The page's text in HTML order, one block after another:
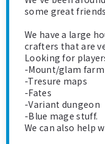
some great
We have a large
crafters that are
Looking for
-Mount/glam
-Tresure maps
-Fates
-Variant dungeon
-Blue mage stuff.
We can also help